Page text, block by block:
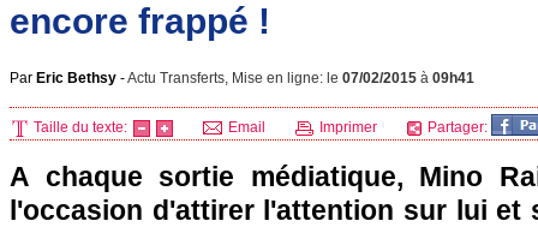
encore frappé !
Par Eric Bethsy -Actu Transferts, Mise en ligne: le 07/02/2015 à 09h41
Taille du texte: Email Imprimer Partager:
A chaque sortie médiatique, Mino
l'occasion d'attirer l'attention sur lui et